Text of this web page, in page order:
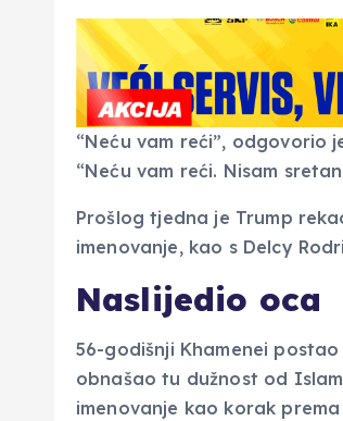
“Neću vam reći”, odgovorio
“Neću vam reći. Nisam sretan
Prošlog tjedna je Trump
imenovanje, kao s Delcy
Naslijedio oca
56-godišnji Khamenei
obnašao tu dužnost od
imenovanje kao korak